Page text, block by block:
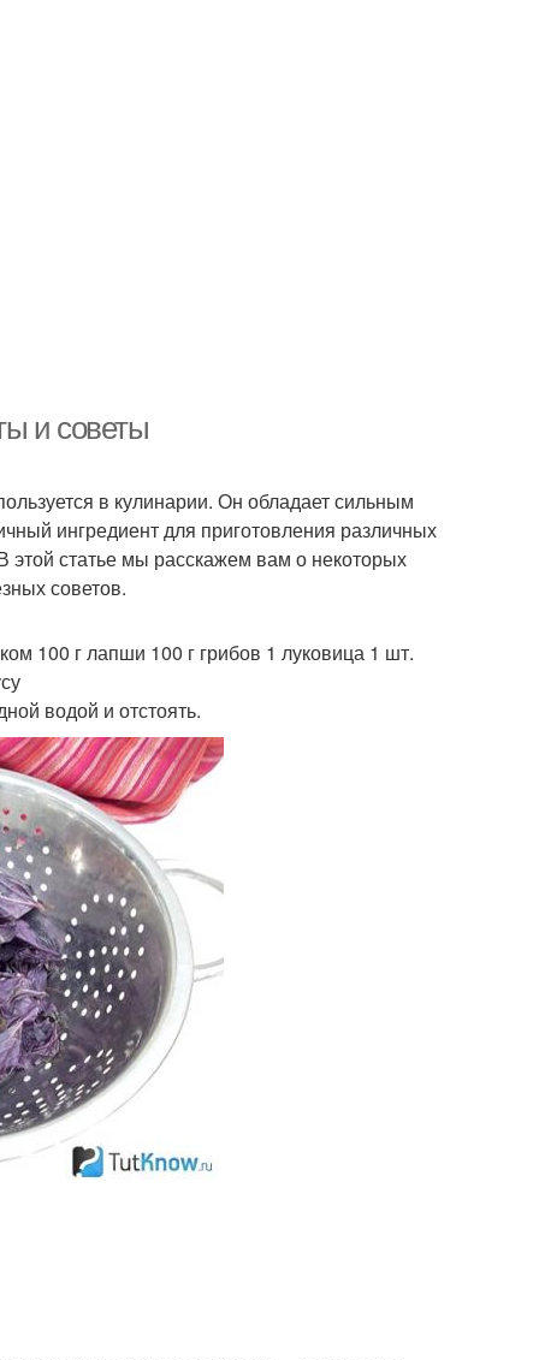
и советы
в кулинарии. Он обладает сильным
ингредиент для приготовления различных
этой статье мы расскажем вам о некоторых
советов.
100 г лапши 100 г грибов 1 луковица 1 шт.
водой и отстоять.